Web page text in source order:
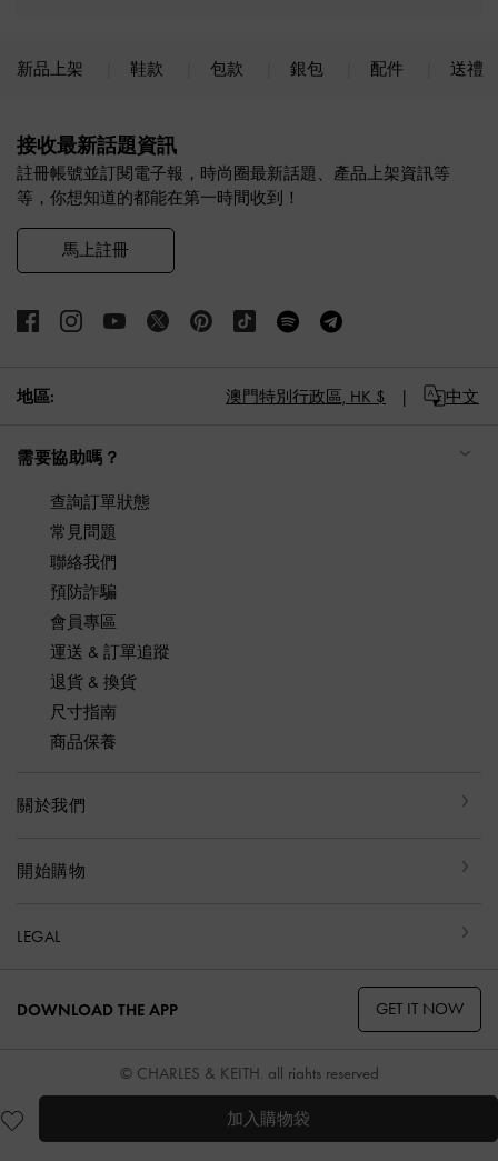
加入購物袋
新品上架 鞋款 包款 銀包 配件 送禮
接收最新話題資訊
註冊帳號並訂閱電子報，時尚圈最新話題、產品上架資訊等
等，你想知道的都能在第一時間收到！
馬上註冊
地區: 澳門特別行政區, HK $ 中文
需要協助嗎？
查詢訂單狀態
常見問題
聯絡我們
預防詐騙
會員專區
運送 & 訂單追蹤
退貨 & 換貨
尺寸指南
商品保養
關於我們
開始購物
LEGAL
DOWNLOAD THE APP GET IT NOW
© CHARLES & KEITH, all rights reserved